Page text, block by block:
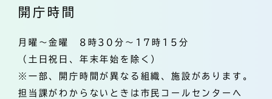
開庁時間
月曜～金曜 8時30分～17時15分
（土日祝日、年末年始を除く）
※一部、開庁時間が異なる組織、施設があります。
担当課がわからないときは市民コールセンターへ